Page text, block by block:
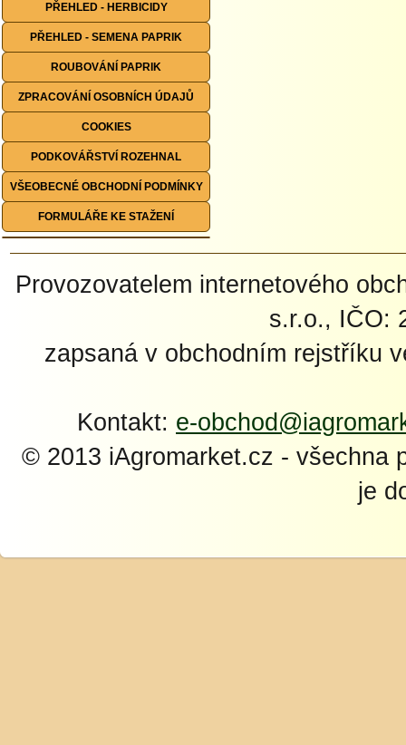
PŘEHLED - HERBICIDY
PŘEHLED - SEMENA PAPRIK
ROUBOVÁNÍ PAPRIK
ZPRACOVÁNÍ OSOBNÍCH ÚDAJŮ
COOKIES
PODKOVÁŘSTVÍ ROZEHNAL
VŠEOBECNÉ OBCHODNÍ PODMÍNKY
FORMULÁŘE KE STAŽENÍ
Provozovatelem internetového
s.r.o., IČO:
zapsaná v obchodním rejstříku
Kontakt: e-
© 2013 iAgromarket.cz - všechna
je